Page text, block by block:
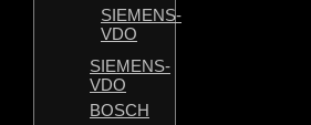
SIEMENS-
VDO
SIEMENS-
VDO
BOSCH